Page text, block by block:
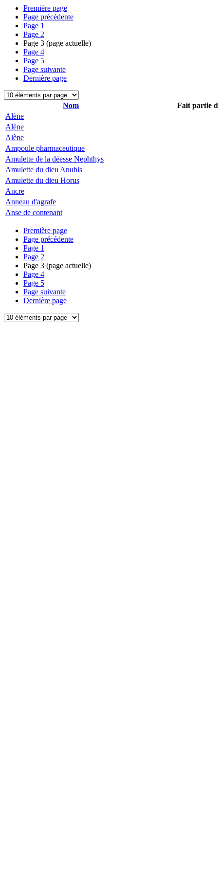
Première page
Page précédente
Page 1
Page 2
Page 3 (page actuelle)
Page 4
Page 5
Page suivante
Dernière page
Nom
Fait partie
Alène
Alène
Alène
Ampoule pharmaceutique
Amulette de la déesse Nephthys
Amulette du dieu Anubis
Amulette du dieu Horus
Ancre
Anneau d'agrafe
Anse de contenant
Première page
Page précédente
Page 1
Page 2
Page 3 (page actuelle)
Page 4
Page 5
Page suivante
Dernière page